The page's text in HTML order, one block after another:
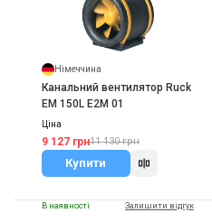
Німеччина
Канальний вентилятор Ruck
EM 150L E2M 01
Ціна
9 127 грн11 130 грн
Купити
В наявності Залишити відгук